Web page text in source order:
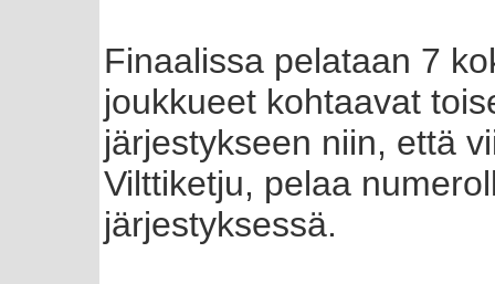
Finaalissa pelataan 7
joukkueet kohtaavat
järjestykseen niin, että
Vilttiketju, pelaa
järjestyksessä.